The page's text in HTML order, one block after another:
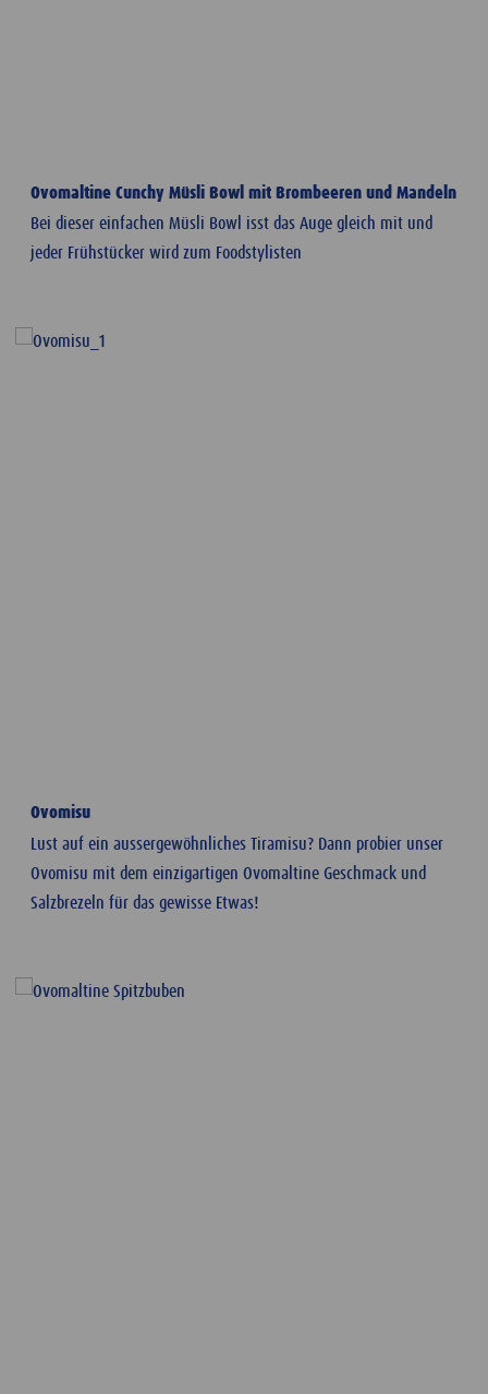
Ovomaltine Cunchy Müsli Bowl mit Brombeeren und Mandeln
Bei dieser einfachen Müsli Bowl isst das Auge gleich mit und
jeder Frühstücker wird zum Foodstylisten
Ovomisu
Lust auf ein aussergewöhnliches Tiramisu? Dann probier unser
Ovomisu mit dem einzigartigen Ovomaltine Geschmack und
Salzbrezeln für das gewisse Etwas!